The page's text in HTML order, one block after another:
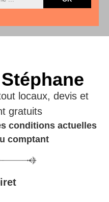
locaux, devis et
gratuits
conditions actuelles
comptant